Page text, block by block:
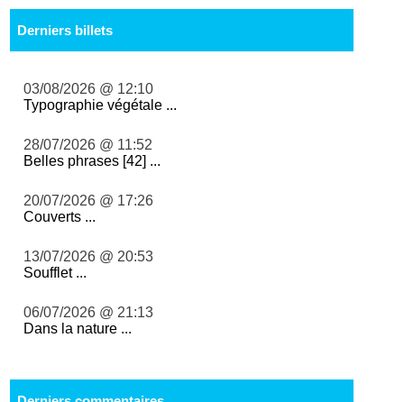
Derniers billets
03/08/2026 @ 12:10
Typographie végétale ...
28/07/2026 @ 11:52
Belles phrases [42] ...
20/07/2026 @ 17:26
Couverts ...
13/07/2026 @ 20:53
Soufflet ...
06/07/2026 @ 21:13
Dans la nature ...